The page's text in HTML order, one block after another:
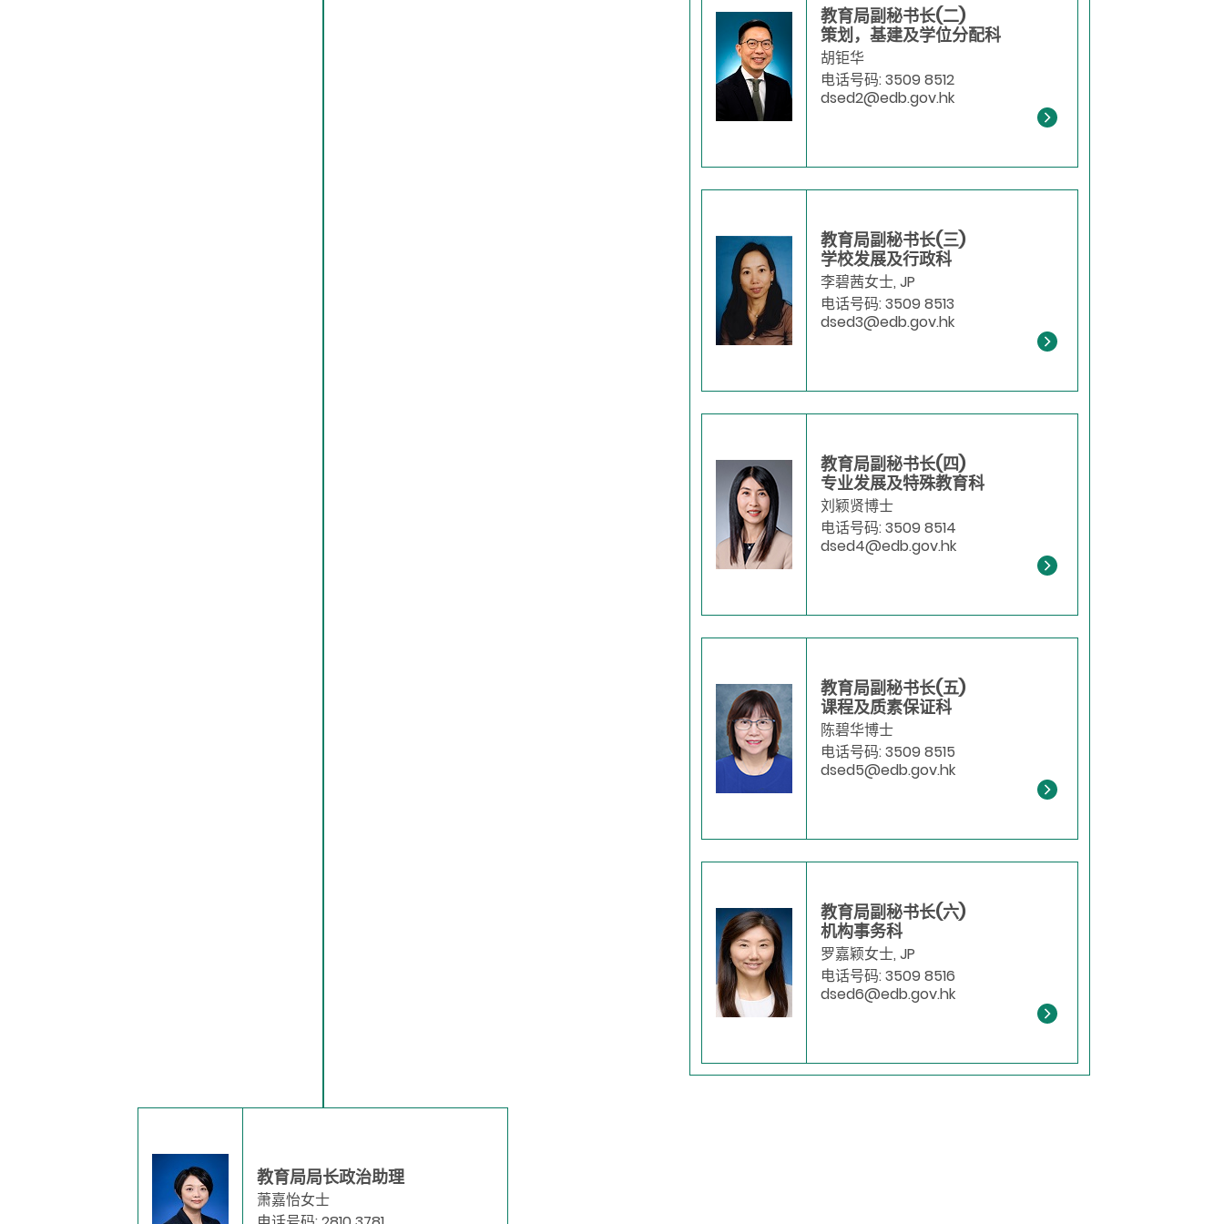
教育局局长政治助理
萧嘉怡女士
教育局副秘书长(二)
策划，基建及学位分配科
胡钜华
电话号码: 3509 8512
dsed2@edb.gov.hk
教育局副秘书长(三)
学校发展及行政科
李碧茜女士, JP
电话号码: 3509 8513
dsed3@edb.gov.hk
教育局副秘书长(四)
专业发展及特殊教育科
刘颖贤博士
电话号码: 3509 8514
dsed4@edb.gov.hk
教育局副秘书长(五)
课程及质素保证科
陈碧华博士
电话号码: 3509 8515
dsed5@edb.gov.hk
教育局副秘书长(六)
机构事务科
罗嘉颖女士, JP
电话号码: 3509 8516
dsed6@edb.gov.hk